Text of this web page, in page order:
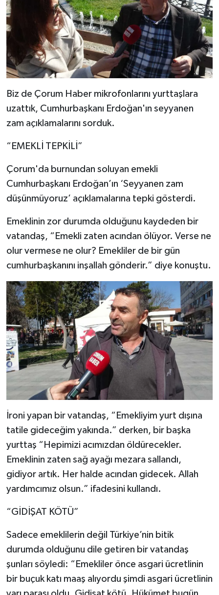
Biz de Çorum Haber mikrofonlarını yurttaşlara
uzattık, Cumhurbaşkanı Erdoğan'ın seyyanen
zam açıklamalarını sorduk.
“EMEKLİ TEPKİLİ”
Çorum'da burnundan soluyan emekli
Cumhurbaşkanı Erdoğan’ın ‘Seyyanen zam
düşünmüyoruz’ açıklamalarına tepki gösterdi.
Emeklinin zor durumda olduğunu kaydeden bir
vatandaş, “Emekli zaten acından ölüyor. Verse ne
olur vermese ne olur? Emekliler de bir gün
cumhurbaşkanını inşallah gönderir.” diye konuştu.
İroni yapan bir vatandaş, “Emekliyim yurt dışına
tatile gideceğim yakında.” derken, bir başka
yurttaş “Hepimizi acımızdan öldürecekler.
Emeklinin zaten sağ ayağı mezara sallandı,
gidiyor artık. Her halde acından gidecek. Allah
yardımcımız olsun.” ifadesini kullandı.
“GİDİŞAT KÖTÜ”
Sadece emeklilerin değil Türkiye’nin bitik
durumda olduğunu dile getiren bir vatandaş
şunları söyledi: “Emekliler önce asgari ücretlinin
bir buçuk katı maaş alıyordu şimdi asgari ücretlinin